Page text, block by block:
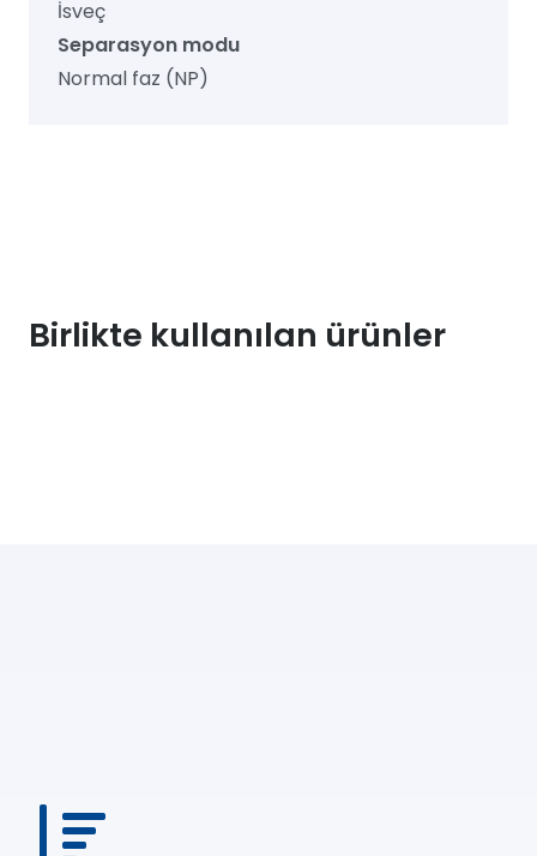
İsveç
Separasyon modu
Normal faz (NP)
Birlikte kullanılan ürünler